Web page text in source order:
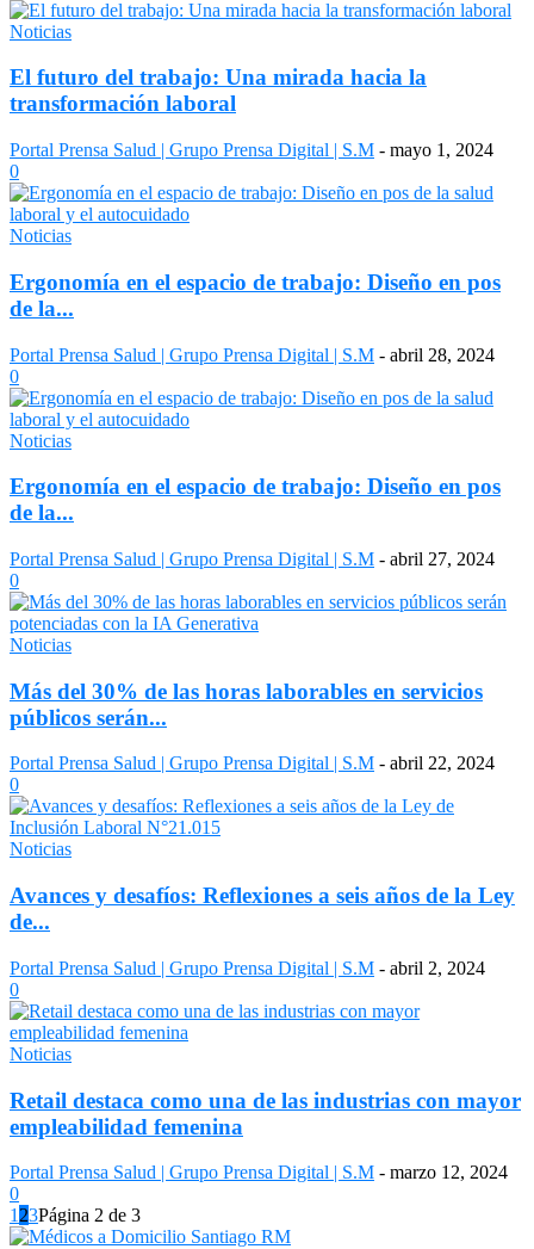
Noticias
El futuro del trabajo: Una mirada hacia la
transformación laboral
Portal Prensa Salud | Grupo Prensa Digital | S.M - mayo 1, 2024
0
Noticias
Ergonomía en el espacio de trabajo: Diseño en pos
de la...
Portal Prensa Salud | Grupo Prensa Digital | S.M - abril 28, 2024
0
Noticias
Ergonomía en el espacio de trabajo: Diseño en pos
de la...
Portal Prensa Salud | Grupo Prensa Digital | S.M - abril 27, 2024
0
Noticias
Más del 30% de las horas laborables en servicios
públicos serán...
Portal Prensa Salud | Grupo Prensa Digital | S.M - abril 22, 2024
0
Noticias
Avances y desafíos: Reflexiones a seis años de la Ley
de...
Portal Prensa Salud | Grupo Prensa Digital | S.M - abril 2, 2024
0
Noticias
Retail destaca como una de las industrias con mayor
empleabilidad femenina
Portal Prensa Salud | Grupo Prensa Digital | S.M - marzo 12, 2024
0
1 23Página 2 de 3